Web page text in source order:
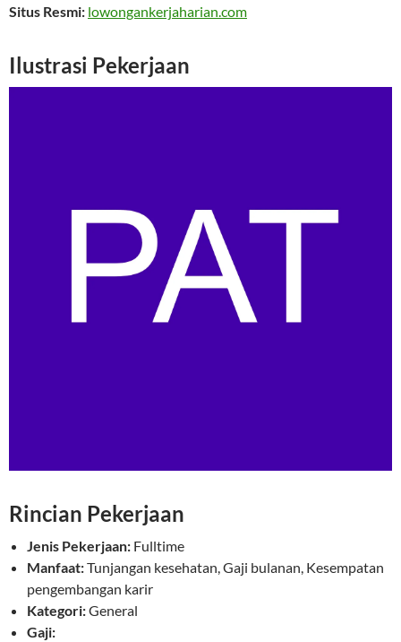
Situs Resmi: lowongankerjaharian.com
Ilustrasi Pekerjaan
Rincian Pekerjaan
Jenis Pekerjaan: Fulltime
Manfaat:Tunjangan kesehatan, Gaji bulanan, Kesempatan
pengembangan karir
Kategori:General
Gaji: